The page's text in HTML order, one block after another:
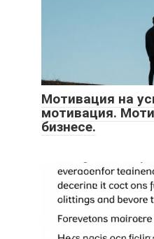
Мотивация на
мотивация.
бизнесе.